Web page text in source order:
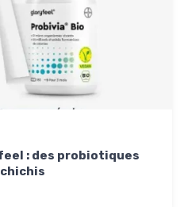
: des probiotiques